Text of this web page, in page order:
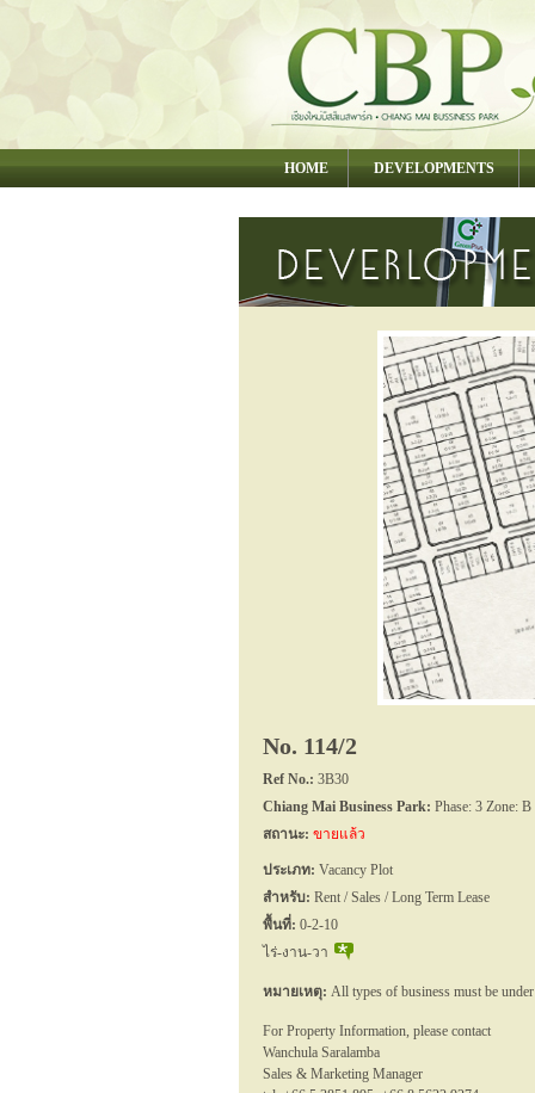
HOME DEVELOPMENTS
No. 114/2
Ref No.: 3B30
Chiang Mai Business Park: Phase: 3 Zone: B
สถานะ: ขายแล้ว
ประเภท: Vacancy Plot
สำหรับ: Rent / Sales / Long Term Lease
พื้นที่: 0-2-10
ไร่-งาน-วา
หมายเหตุ: All types of business must be
For Property Information, please contact
Wanchula Saralamba
Sales & Marketing Manager